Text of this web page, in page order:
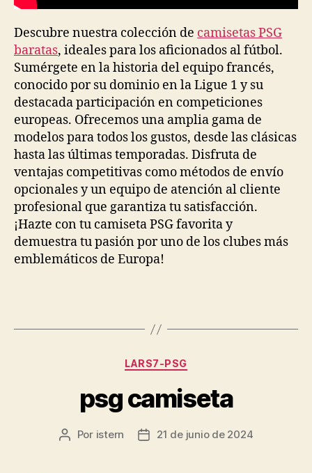
Descubre nuestra colección de camisetas PSG
baratas, ideales para los aficionados al fútbol.
Sumérgete en la historia del equipo francés,
conocido por su dominio en la Ligue 1 y su
destacada participación en competiciones
europeas. Ofrecemos una amplia gama de
modelos para todos los gustos, desde las clásicas
hasta las últimas temporadas. Disfruta de
ventajas competitivas como métodos de envío
opcionales y un equipo de atención al cliente
profesional que garantiza tu satisfacción.
¡Hazte con tu camiseta PSG favorita y
demuestra tu pasión por uno de los clubes más
emblemáticos de Europa!
Categorías
LARS7-PSG
psg camiseta
Autor
Por istern
Fecha21 de junio de 2024